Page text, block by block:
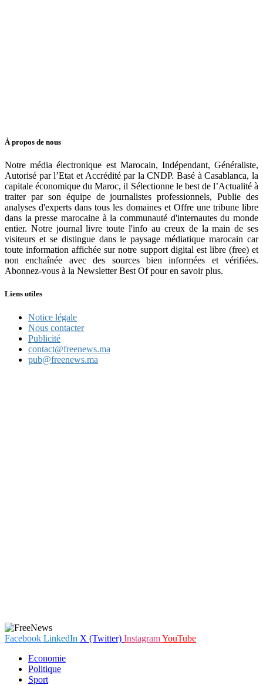
À propos de nous
Notre média électronique est Marocain, Indépendant, Généraliste,
Autorisé par l’Etat et Accrédité par la CNDP. Basé à Casablanca, la
capitale économique du Maroc, il Sélectionne le best de l’Actualité à
traiter par son équipe de journalistes professionnels, Publie des
analyses d'experts dans tous les domaines et Offre une tribune libre
dans la presse marocaine à la communauté d'internautes du monde
entier. Notre journal livre toute l'info au creux de la main de ses
visiteurs et se distingue dans le paysage médiatique marocain car
toute information affichée sur notre support digital est libre (free) et
non enchaînée avec des sources bien informées et vérifiées.
Abonnez-vous à la Newsletter Best Of pour en savoir plus.
Liens utiles
Notice légale
Nous contacter
Publicité
contact@freenews.ma
pub@freenews.ma
Facebook LinkedIn X (Twitter) InstagramYouTube
Economie
Politique
Sport